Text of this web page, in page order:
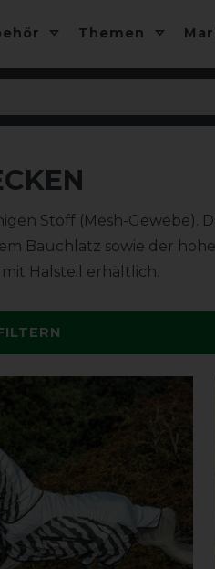
Themen
Stoff (Mesh-Gewebe).
Bauchlatz sowie der
Halsteil erhältlich.